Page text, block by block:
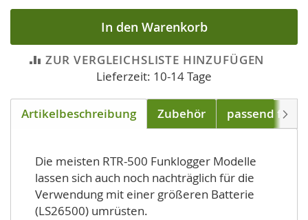
In den Warenkorb
ZUR VERGLEICHSLISTE HINZUFÜGEN
Lieferzeit: 10-14 Tage
Artikelbeschreibung Zubehör passend für
Die meisten RTR-500 Funklogger Modelle
lassen sich auch noch nachträglich für die
Verwendung mit einer größeren Batterie
(LS26500) umrüsten.